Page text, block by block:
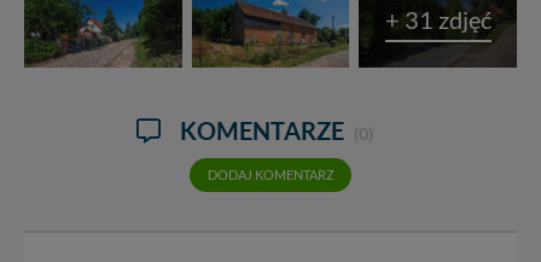
+ 31 zdjęć
KOMENTARZE (0)
DODAJ KOMENTARZ